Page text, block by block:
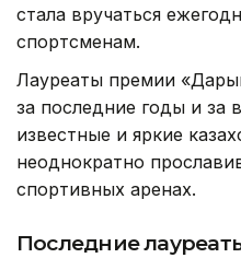
стала вручаться
спортсменам.
Лауреаты премии
за последние годы и
известные и яркие
неоднократно
спортивных аренах.
Последние